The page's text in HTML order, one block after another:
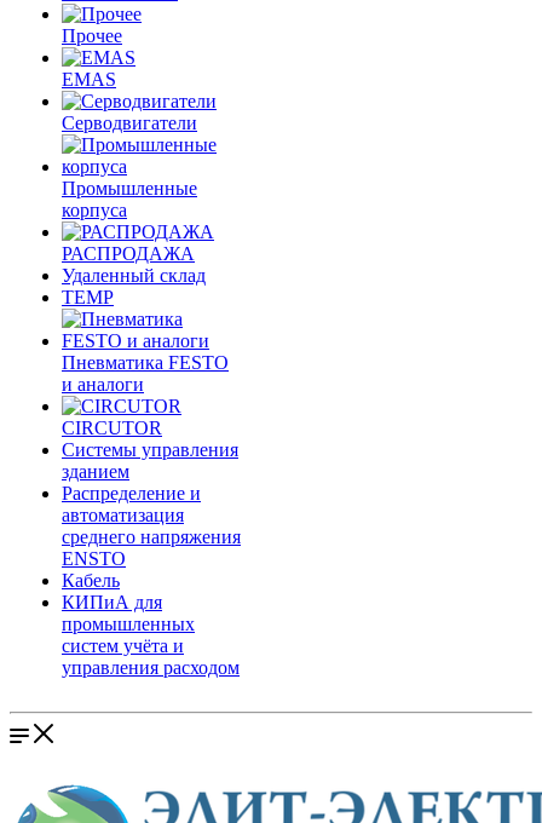
Прочее
EMAS
Cерводвигатели
Промышленные
корпуса
РАСПРОДАЖА
Удаленный склад
TEMP
Пневматика FESTO
и аналоги
CIRCUTOR
Системы управления
зданием
Распределение и
автоматизация
среднего напряжения
ENSTO
Кабель
КИПиА для
промышленных
систем учёта и
управления расходом